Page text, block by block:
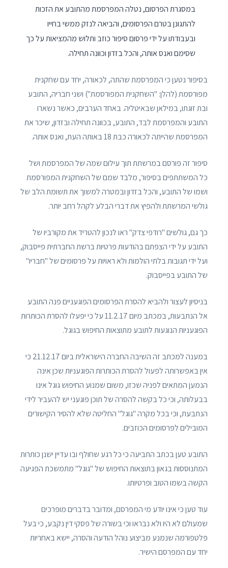
במסגרת הפרסום, נטלה המפרסמת מהתובע את הזכות
להתגונן בטרם הפרסומים, והביאה לנזק ממשי בחייו
ובעבודתו על ידי פרסום סיפור כוזב ותלוש מהמציאות על כך
שסימם ואנס אותה, והכל בזדון וכוונה תחילה.
בסיפור נטען כי המפרסמת שהתה, לכאורה, יחד עם שחקנית
מפורסמת (להלן: "השחקנית המפורסמת") ושני חבריה, התובע
ובת זוגתו, במילאן שבאיטליה. באחד הערבים, כאשר נשארו
התובע והמפרסמת לבד, התובע, בכוונה תחילה ובזדון, שיכר את
המפרסמת שהייתה לכאורה כבת 18 באותה העת, ואנס אותה.
סיפור זה פורסם במרשתת תוך עילום שמה של המפרסמת ושל
כל המשתתפים בסיפור, מלבד שמם של השחקנית המפורסמת
ושמו של התובע, והכל בזדון ובמטרה למשוך את תשומת הלב של
גולשי המרשתת ולהפיץ את דברי הבלע לקהל רחב יותר.
כך גם, גולשים "רודפי צדק" ראו לנכון להטריד את מקורביו של
התובע על ידי הצפתם בהודעות פרטיות ברשת החברתית פייסבוק,
ועל ידי תגובות בלתי הולמות ולא ראויות על פרסומים של "חבריו"
של התובע בפייסבוק.
בניסיון לעצור ולהביא להסרת הפרסומים הפוגעניים פנה התובע
אל הנתבעות, במכתב מיום 11.2.17 על כי יפעלו להסרת הכותרות
הפוגעניות הנוגעות לתובע מתוצאות החיפוש בגוגל.
במענה למכתב זה השיבה החברה הישראלית ביום 21.12.17 כי
אין באפשרותה לפעול להסרת הכותרות הפוגעניות שכן אינה
הנמען המתאים לפניה שכזו, משום שמנוע החיפוש גוגל אינו
בבעלותה, וכי כל בקשה להסרה של תוכן פוגעני יש להעביר לידי
הנתבעת, וכי בכל מקרה "גוגל" החליטה שלא להסיר הקישורים
המובילים לפרסומים הכוזבים.
התובע טען בכתב התביעה כי כל רגע שחולף ובו עדיין ישנן כותרות
המתנוססות בגאון בתוצאות החיפוש של "גוגל" מתמשכת הפגיעה
הקשה בשמו הטוב ופרטיותו.
עוד טען כי אינו יודע מי המפרסם, ומדובר בדברים מופרכים
שמעולם לא היו ולא נבראו וכי בשורה של פסקי דין נקבע, כי בעל
פלטפורמה שנמנע מביצוע נוהל הודעה והסרה, יישא באחריות
יחד עם המפרסם הישיר.